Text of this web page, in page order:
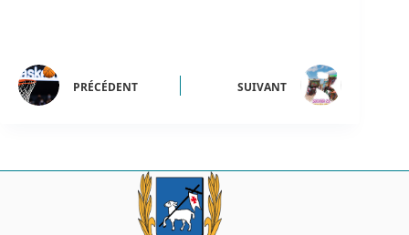
PRÉCÉDENT SUIVANT